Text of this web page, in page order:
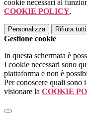
cookie necessari al
COOKIE POLICY.
Personalizza Rifiuta tutti
Gestione cookie
In questa schermata è
I cookie necessari sono
piattaforma e non è
Per conoscere quali sono
visionare la COOKIE